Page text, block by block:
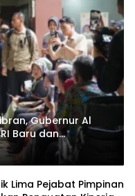
Gubernur Al
Baru dan
untuk RSUD
Lima Pejabat Pimpinan